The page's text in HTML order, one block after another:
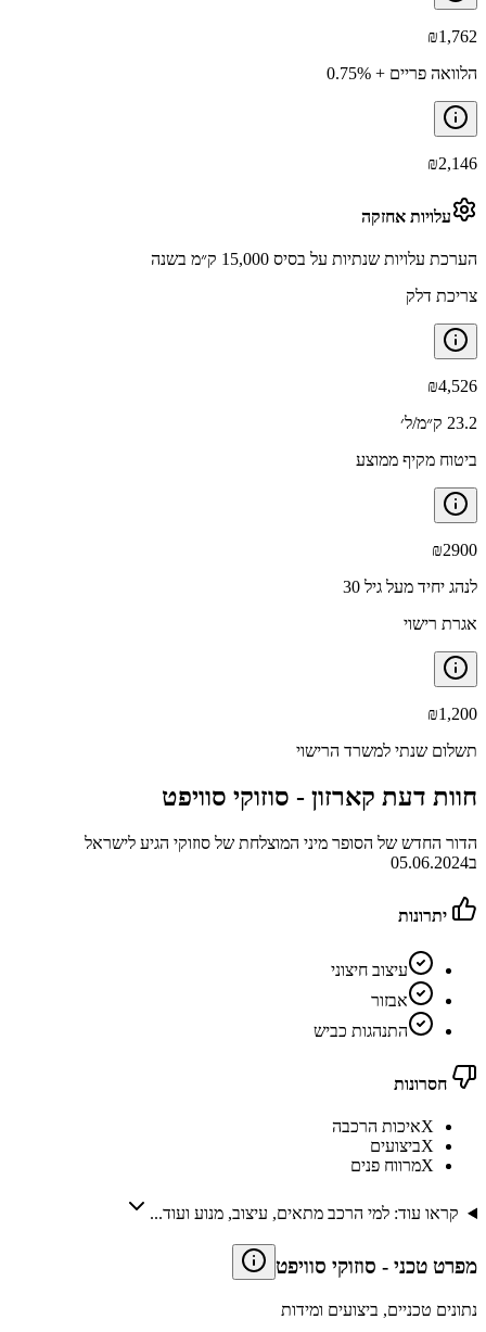
₪1,762
הלוואה פריים + 0.75%
₪2,146
עלויות אחזקה
הערכת עלויות שנתיות על בסיס 15,000 ק״מ בשנה
צריכת דלק
₪4,526
23.2 ק״מ/ל׳
ביטוח מקיף ממוצע
₪2900
לנהג יחיד מעל גיל 30
אגרת רישוי
₪1,200
תשלום שנתי למשרד הרישוי
חוות דעת קארזון - סוזוקי סוויפט
הדור החדש של הסופר מיני המוצלחת של סוזוקי הגיע לישראל
ב05.06.2024
יתרונות
עיצוב חיצוני
אבזור
התנהגות כביש
חסרונות
Xאיכות הרכבה
Xביצועים
Xמרווח פנים
קראו עוד: למי הרכב מתאים, עיצוב, מנוע ועוד...
מפרט טכני - סוזוקי סוויפט
נתונים טכניים, ביצועים ומידות